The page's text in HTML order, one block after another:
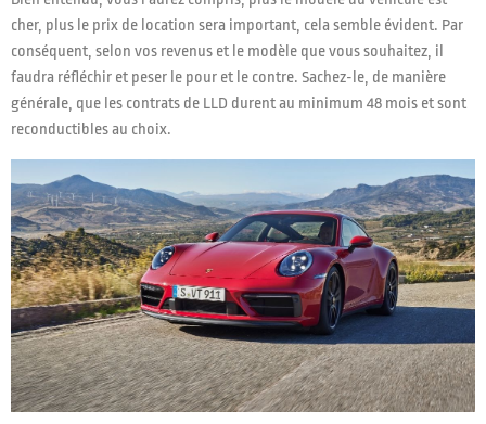
cher, plus le prix de location sera important, cela semble évident. Par
conséquent, selon vos revenus et le modèle que vous souhaitez, il
faudra réfléchir et peser le pour et le contre. Sachez-le, de manière
générale, que les contrats de LLD durent au minimum 48 mois et sont
reconductibles au choix.